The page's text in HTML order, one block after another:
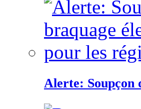
Alerte: Soupçon